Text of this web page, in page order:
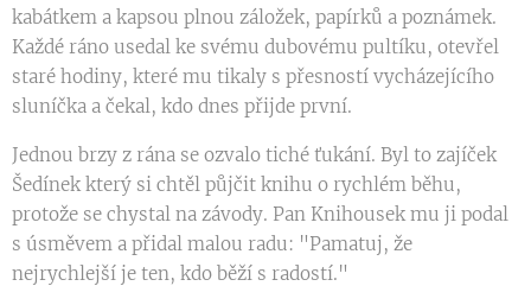
kabátkem a kapsou plnou záložek, papírků a poznámek.
Každé ráno usedal ke svému dubovému pultíku, otevřel
staré hodiny, které mu tikaly s přesností vycházejícího
sluníčka a čekal, kdo dnes přijde první.
Jednou brzy z rána se ozvalo tiché ťukání. Byl to zajíček
Šedínek který si chtěl půjčit knihu o rychlém běhu,
protože se chystal na závody. Pan Knihousek mu ji podal
s úsměvem a přidal malou radu: "Pamatuj, že
nejrychlejší je ten, kdo běží s radostí."